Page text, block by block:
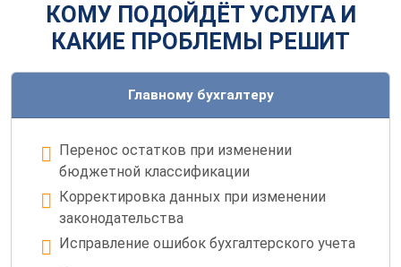
КОМУ ПОДОЙДЁТ УСЛУГА И
КАКИЕ ПРОБЛЕМЫ РЕШИТ
Главному бухгалтеру
Перенос остатков при изменении
бюджетной классификации
Корректировка данных при изменении
законодательства
Исправление ошибок бухгалтерского учета